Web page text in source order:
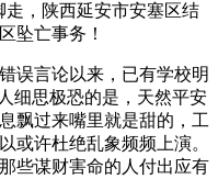
走，陕西延安市安塞区结
坠亡事务！
言论以来，已有学校明
细思极恐的是，天然平安
飘过来嘴里就是甜的，工
或许杜绝乱象频频上演。
些谋财害命的人付出应有